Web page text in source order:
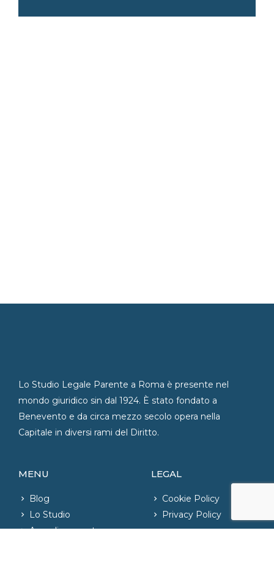
Lo Studio Legale Parente a Roma è presente nel
mondo giuridico sin dal 1924. È stato fondato a
Benevento e da circa mezzo secolo opera nella
Capitale in diversi rami del Diritto.
MENU
Blog
Lo Studio
Area di competenza
LEGAL
Cookie Policy
Privacy Policy